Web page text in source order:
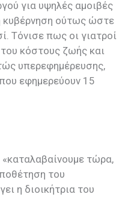
για υψηλές αμοιβές
κυβέρνηση ούτως ώστε
Τόνισε πως οι γιατροί
κόστους ζωής και
υπερεφημέρευσης,
εφημερεύουν 15
τώρα,
του
η διοικήτρια του